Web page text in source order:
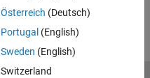
Österreich (Deutsch)
Portugal (English)
Sweden (English)
Switzerland